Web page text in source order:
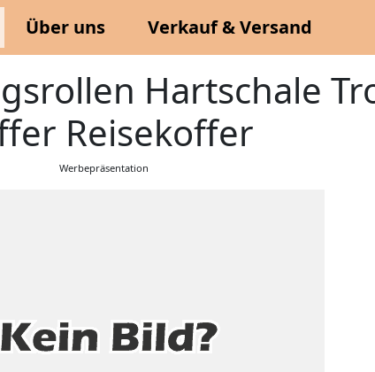
Über uns Verkauf & Versand
Hartschale
Reisekoffer
Werbepräsentation